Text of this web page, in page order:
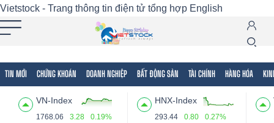
Vietstock - Trang thông tin điện tử tổng hợp English
TIN MỚI CHỨNG KHOÁN DOANH NGHIỆP BẤT ĐỘNG SẢN TÀI CHÍNH HÀNG HÓA
VN-Index
1768.06 3.28 0.19%
HNX-Index
293.44 0.80 0.27%
Tất cả Tính năng Ngành Mã chứng khoán
Tính